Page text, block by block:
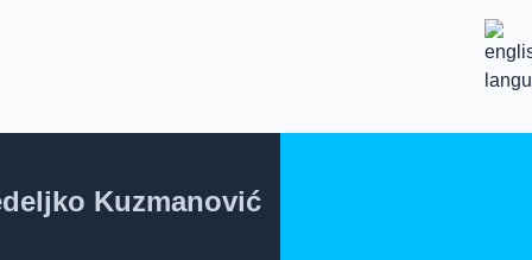
Kuzmanović